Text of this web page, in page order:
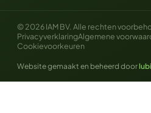
© 2026 IAM BV. Alle rechten
PrivacyverklaringAlgemene
Cookievoorkeuren
Website gemaakt en beheerd door